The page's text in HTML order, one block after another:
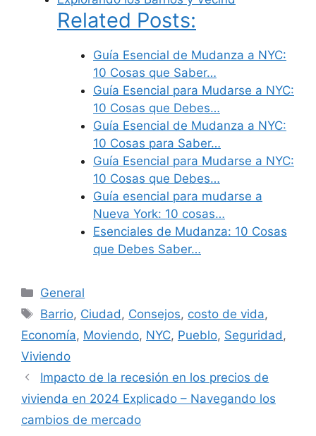
Related Posts:
Guía Esencial de Mudanza a NYC:
10 Cosas que Saber…
Guía Esencial para Mudarse a NYC:
10 Cosas que Debes…
Guía Esencial de Mudanza a NYC:
10 Cosas para Saber…
Guía Esencial para Mudarse a NYC:
10 Cosas que Debes…
Guía esencial para mudarse a
Nueva York: 10 cosas…
Esenciales de Mudanza: 10 Cosas
que Debes Saber…
Categories
General
Tags
Barrio, Ciudad, Consejos, costo de vida,
Economía, Moviendo, NYC, Pueblo, Seguridad,
Viviendo
Impacto de la recesión en los precios de
vivienda en 2024 Explicado – Navegando los
cambios de mercado